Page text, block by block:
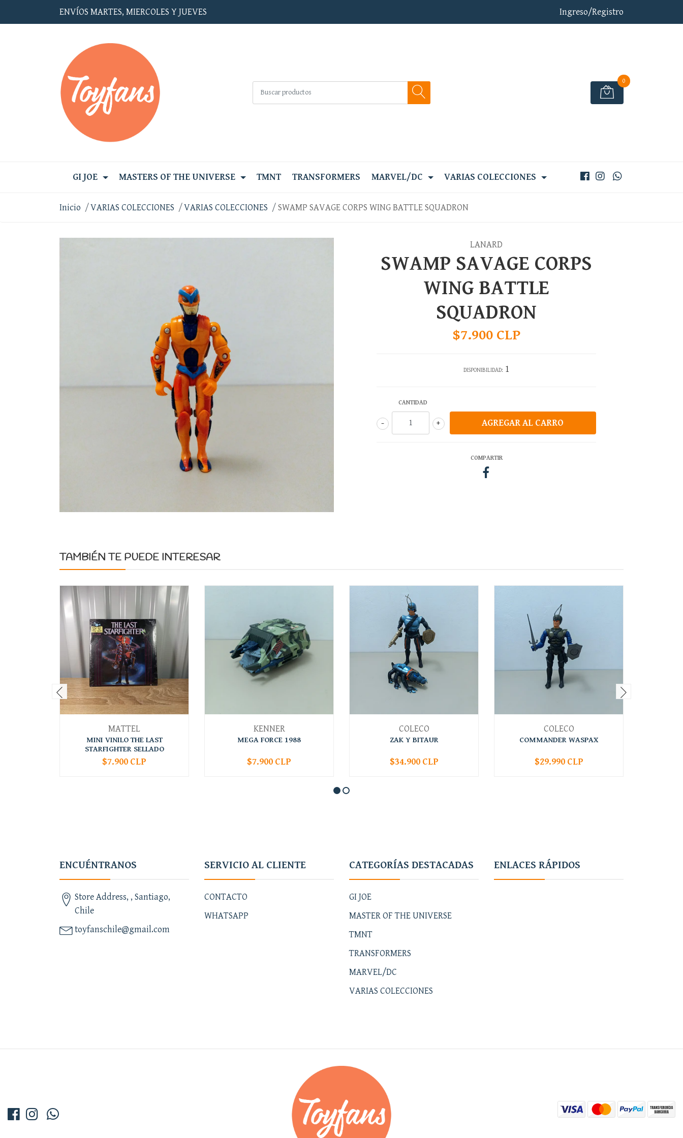
ENVÍOS MARTES, MIERCOLES Y JUEVES Ingreso/Registro
0
GI JOE MASTERS OF THE UNIVERSE TMNT TRANSFORMERS MARVEL/DC VARIAS COLECCIONES
Inicio VARIAS COLECCIONES VARIAS COLECCIONES SWAMP SAVAGE CORPS WING BATTLE SQUADRON
LANARD
SWAMP SAVAGE CORPS
WING BATTLE
SQUADRON
$7.900 CLP
DISPONIBILIDAD: 1
CANTIDAD
+
-
COMPARTIR
TAMBIÉN TE PUEDE INTERESAR
MATTEL
MINI VINILO THE LAST
STARFIGHTER SELLADO
+
$7.900 CLP
KENNER
MEGA FORCE 1988
+
$7.900 CLP
COLECO
ZAK Y BITAUR
+
$34.900 CLP
COLECO
COMMANDER WASPAX
+
$29.990 CLP
ENCUÉNTRANOS
Store Address, , Santiago,
Chile
toyfanschile@gmail.com
SERVICIO AL CLIENTE
CONTACTO
WHATSAPP
CATEGORÍAS DESTACADAS
GI JOE
MASTER OF THE UNIVERSE
TMNT
TRANSFORMERS
MARVEL/DC
VARIAS COLECCIONES
ENLACES RÁPIDOS